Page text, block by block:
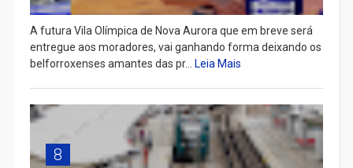
A futura Vila Olímpica de Nova Aurora que em breve será
entregue aos moradores, vai ganhando forma deixando os
belforroxenses amantes das pr...
Leia Mais
8